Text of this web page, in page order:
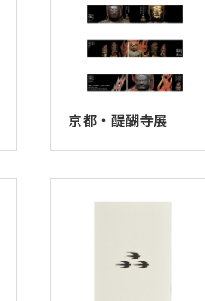
京都・醍醐寺展